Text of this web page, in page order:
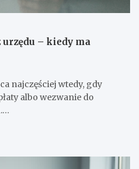
– kiedy ma
najczęściej wtedy, gdy
albo wezwanie do